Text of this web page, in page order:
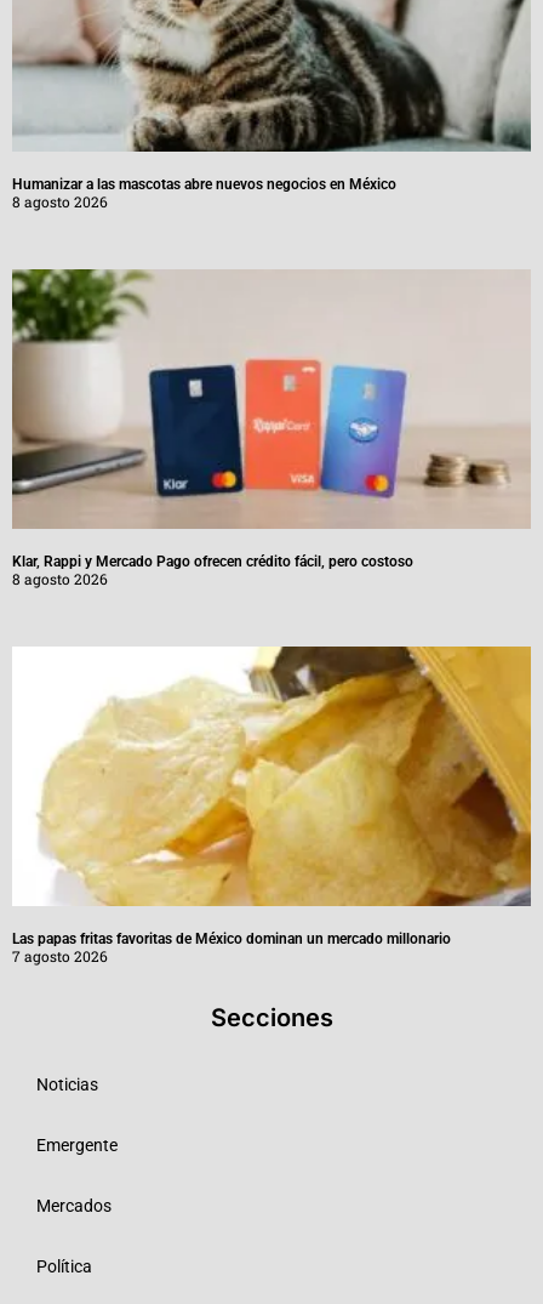
Humanizar a las mascotas abre nuevos negocios en México
8 agosto 2026
Klar, Rappi y Mercado Pago ofrecen crédito fácil, pero costoso
8 agosto 2026
Las papas fritas favoritas de México dominan un mercado millonario
7 agosto 2026
Secciones
Noticias
Emergente
Mercados
Política